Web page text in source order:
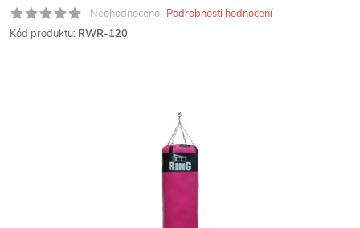
Neohodnoceno Podrobnosti hodnocení
Kód produktu: RWR-120